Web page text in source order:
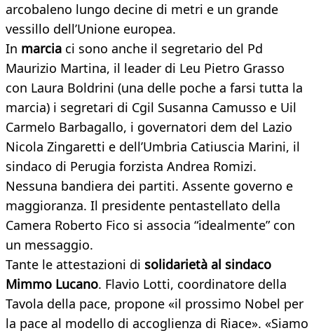
arcobaleno lungo decine di metri e un grande
vessillo dell’Unione europea.
In marcia ci sono anche il segretario del Pd
Maurizio Martina, il leader di Leu Pietro Grasso
con Laura Boldrini (una delle poche a farsi tutta la
marcia) i segretari di Cgil Susanna Camusso e Uil
Carmelo Barbagallo, i governatori dem del Lazio
Nicola Zingaretti e dell’Umbria Catiuscia Marini, il
sindaco di Perugia forzista Andrea Romizi.
Nessuna bandiera dei partiti. Assente governo e
maggioranza. Il presidente pentastellato della
Camera Roberto Fico si associa “idealmente” con
un messaggio.
Tante le attestazioni di solidarietà al sindaco
Mimmo Lucano. Flavio Lotti, coordinatore della
Tavola della pace, propone «il prossimo Nobel per
la pace al modello di accoglienza di Riace». «Siamo